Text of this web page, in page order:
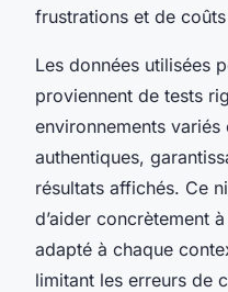
frustrations et de
Les données utilisées
proviennent de tests
environnements
authentiques,
résultats affichés. Ce
d’aider concrètement
adapté à chaque
limitant les erreurs de